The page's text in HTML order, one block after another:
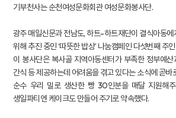
기부천사는 순천여성문화회관 여성문화봉사단.
광주 매일신문과 전남도, 하트-하트재단이 결식아동
위해 추진 중인 ‘따뜻한 밥상’ 나눔캠페인 다섯번째 주
이 봉사단은 복사골 지역아동센터가 부족한 정부예
간식 등 제공하는데 어려움을 겪고 있다는 소식에 곧바
순수 우리 밀로 생산한 빵 30인분을 매달 지원해
생일파티엔 케이크도 만들어 주기로 약속했다.